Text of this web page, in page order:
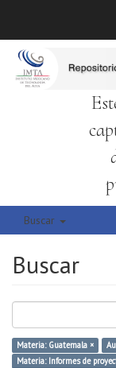
Buscar
Buscar
Materia: Guatemala ×
Materia: Informes de